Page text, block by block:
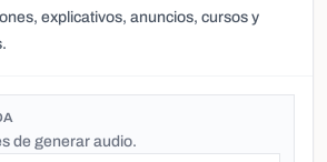
explicativos, anuncios, cursos y
de generar audio.